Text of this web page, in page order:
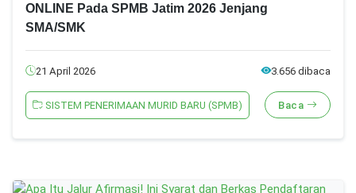
ONLINE Pada SPMB Jatim 2026 Jenjang
SMA/SMK
21 April 2026 3.656 dibaca
SISTEM PENERIMAAN MURID BARU (SPMB) Baca